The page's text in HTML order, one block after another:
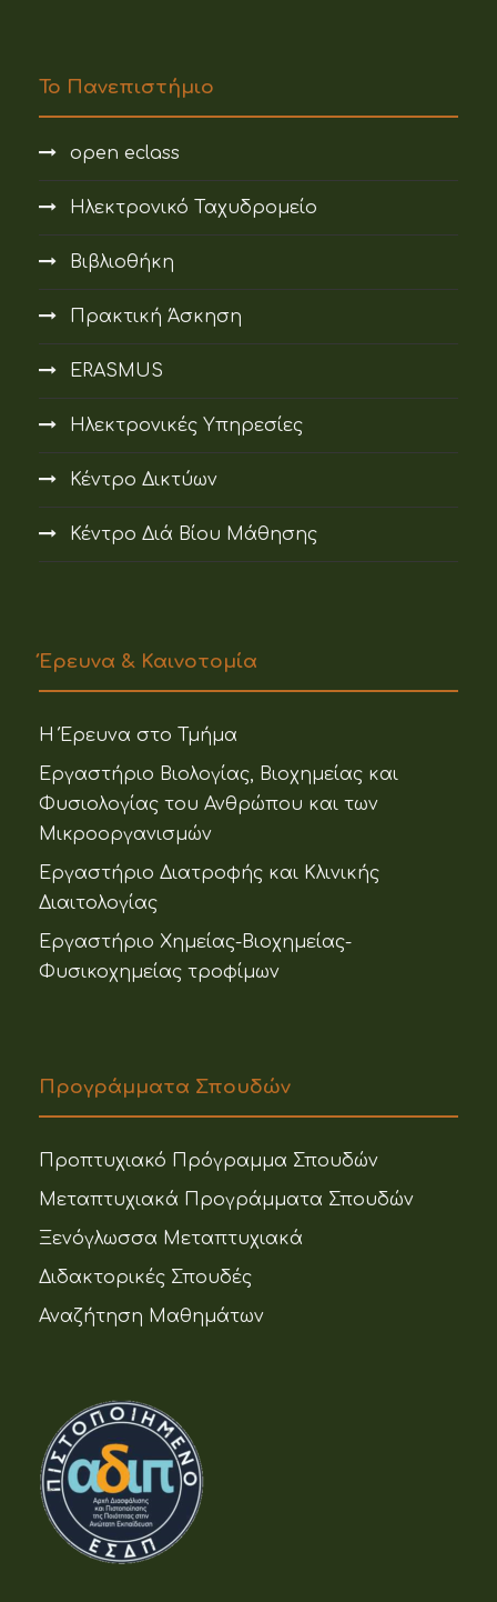
Το Πανεπιστήμιο
open eclass
Ηλεκτρονικό Ταχυδρομείο
Βιβλιοθήκη
Πρακτική Άσκηση
ERASMUS
Ηλεκτρονικές Υπηρεσίες
Κέντρο Δικτύων
Κέντρο Διά Βίου Μάθησης
Έρευνα & Καινοτομία
Η Έρευνα στο Τμήμα
Εργαστήριο Βιολογίας, Βιοχημείας και
Φυσιολογίας του Ανθρώπου και των
Μικροοργανισμών
Εργαστήριο Διατροφής και Κλινικής
Διαιτολογίας
Εργαστήριο Χημείας-Βιοχημείας-
Φυσικοχημείας τροφίμων
Προγράμματα Σπουδών
Προπτυχιακό Πρόγραμμα Σπουδών
Μεταπτυχιακά Προγράμματα Σπουδών
Ξενόγλωσσα Μεταπτυχιακά
Διδακτορικές Σπουδές
Αναζήτηση Μαθημάτων